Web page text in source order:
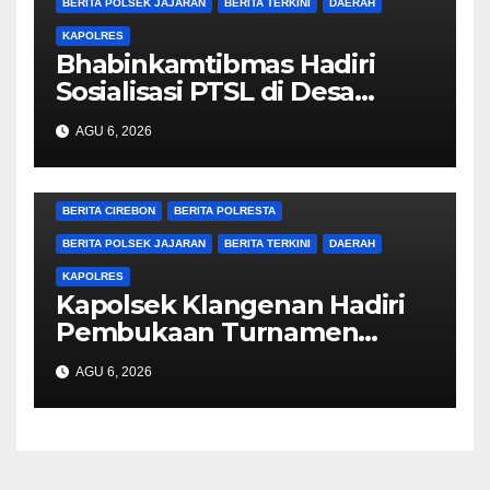
BERITA POLSEK JAJARAN BERITA TERKINI DAERAH
KAPOLRES
Bhabinkamtibmas Hadiri
Sosialisasi PTSL di Desa
Bodelor, Edukasi Kamtibmas
dan Layanan 110 Turut
Disampaikan kepada Warga
AGU 6, 2026
BERITA CIREBON BERITA POLRESTA
BERITA POLSEK JAJARAN BERITA TERKINI DAERAH
KAPOLRES
Kapolsek Klangenan Hadiri
Pembukaan Turnamen
Sepak Bola Mini U12 Se-
Kecamatan Jamblang
AGU 6, 2026